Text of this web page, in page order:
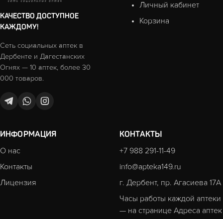
КАЧЕСТВО ДОСТУПНОЕ
КАЖДОМУ!
Сеть социальных аптек в
Дербенте и Дагестанских
Огнях — 10 аптек, более 30
000 товаров.
Личный кабинет
Корзина
ИНФОРМАЦИЯ
О нас
Контакты
Лицензия
КОНТАКТЫ
+7 988 291-11-49
info@apteka149.ru
г. Дербент, пр. Агасиева 17А
Часы работы каждой аптеки
— на странице Адреса аптек